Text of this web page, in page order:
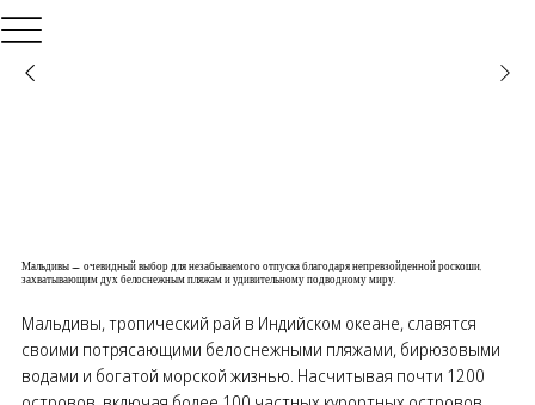
Мальдивы — очевидный выбор для незабываемого отпуска благодаря непревзойденной роскоши,
захватывающим дух белоснежным пляжам и удивительному подводному миру.
Мальдивы, тропический рай в Индийском океане, славятся
своими потрясающими белоснежными пляжами, бирюзовыми
водами и богатой морской жизнью. Насчитывая почти 1200